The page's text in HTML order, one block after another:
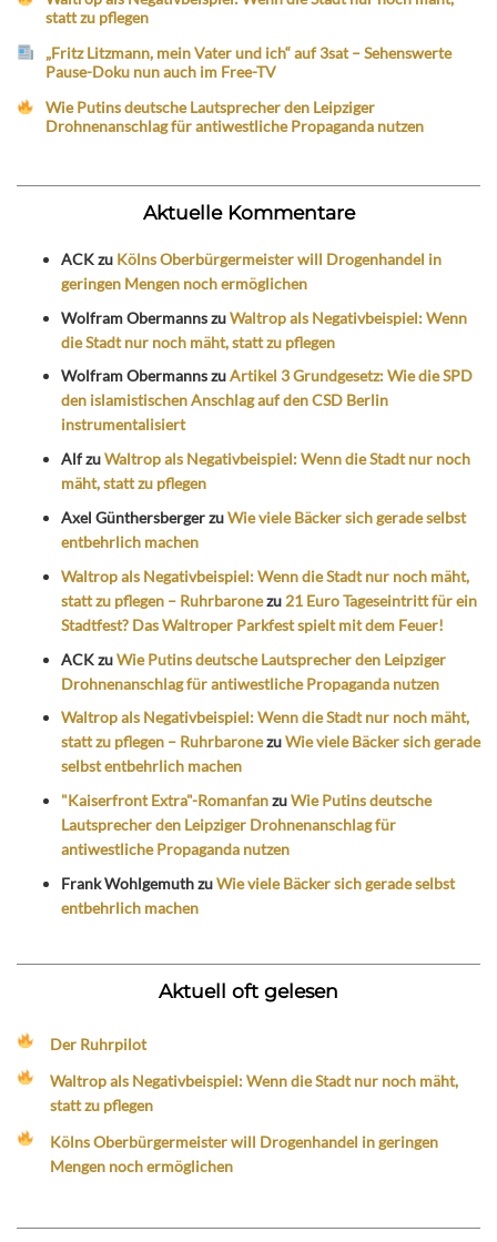
statt zu pflegen
„Fritz Litzmann, mein Vater und ich“ auf 3sat – Sehenswerte
Pause-Doku nun auch im Free-TV
Wie Putins deutsche Lautsprecher den Leipziger
Drohnenanschlag für antiwestliche Propaganda nutzen
Aktuelle Kommentare
ACKzu Kölns Oberbürgermeister will Drogenhandel in
geringen Mengen noch ermöglichen
Wolfram ObermannszuWaltrop als Negativbeispiel: Wenn
die Stadt nur noch mäht, statt zu pflegen
Wolfram ObermannszuArtikel 3 Grundgesetz: Wie die SPD
den islamistischen Anschlag auf den CSD Berlin
instrumentalisiert
AlfzuWaltrop als Negativbeispiel: Wenn die Stadt nur noch
mäht, statt zu pflegen
Axel GünthersbergerzuWie viele Bäcker sich gerade selbst
entbehrlich machen
Waltrop als Negativbeispiel: Wenn die Stadt nur noch mäht,
statt zu pflegen – Ruhrbaronezu 21 Euro Tageseintritt für ein
Stadtfest? Das Waltroper Parkfest spielt mit dem Feuer!
ACKzuWie Putins deutsche Lautsprecher den Leipziger
Drohnenanschlag für antiwestliche Propaganda nutzen
Waltrop als Negativbeispiel: Wenn die Stadt nur noch mäht,
statt zu pflegen – RuhrbaronezuWie viele Bäcker sich gerade
selbst entbehrlich machen
"Kaiserfront Extra"-RomanfanzuWie Putins deutsche
Lautsprecher den Leipziger Drohnenanschlag für
antiwestliche Propaganda nutzen
Frank WohlgemuthzuWie viele Bäcker sich gerade selbst
entbehrlich machen
Aktuell oft gelesen
Der Ruhrpilot
Waltrop als Negativbeispiel: Wenn die Stadt nur noch mäht,
statt zu pflegen
Kölns Oberbürgermeister will Drogenhandel in geringen
Mengen noch ermöglichen